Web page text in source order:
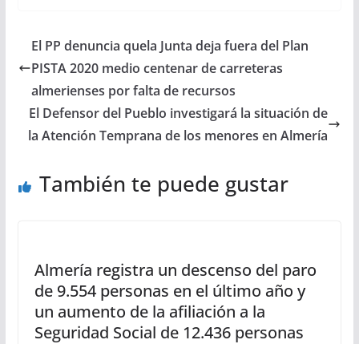
El PP denuncia quela Junta deja fuera del Plan
PISTA 2020 medio centenar de carreteras
almerienses por falta de recursos
El Defensor del Pueblo investigará la situación de
la Atención Temprana de los menores en Almería
También te puede gustar
Almería registra un descenso del paro
de 9.554 personas en el último año y
un aumento de la afiliación a la
Seguridad Social de 12.436 personas